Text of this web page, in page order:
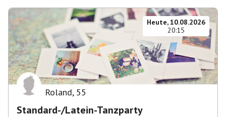
Heute, 10.08.2026
20:15
Roland, 55
Standard-/Latein-Tanzparty